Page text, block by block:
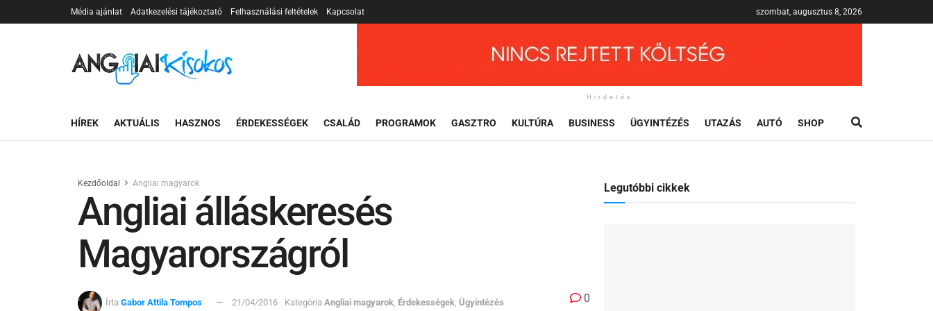
Média ajánlat Adatkezelési tájékoztató Felhasználási feltételek Kapcsolat szombat, augusztus 8, 2026
Hirdetés
HÍREK AKTUÁLIS HASZNOS ÉRDEKESSÉGEK CSALÁD PROGRAMOK GASZTRO KULTÚRA BUSINESS ÜGYINTÉZÉS UTAZÁS AUTÓ SHOP
Kezdőoldal Angliai magyarok
Angliai álláskeresés
Magyarországról
Írta Gabor Attila Tompos 21/04/2016 Kategória Angliai magyarok, Érdekességek, Ügyintézés 0
Legutóbbi cikkek